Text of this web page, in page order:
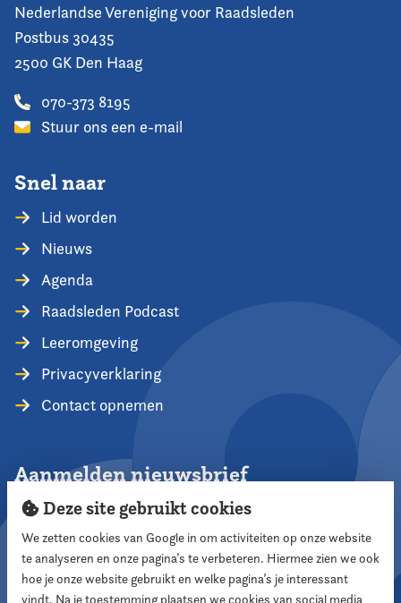
Nederlandse Vereniging voor Raadsleden
Postbus 30435
2500 GK Den Haag
070-373 8195
Stuur ons een e-mail
Snel naar
Lid worden
Nieuws
Agenda
Raadsleden Podcast
Leeromgeving
Privacyverklaring
Contact opnemen
Aanmelden nieuwsbrief
Aanmelden
Deze site gebruikt cookies
We zetten cookies van Google in om activiteiten op onze website
te analyseren en onze pagina’s te verbeteren. Hiermee zien we ook
hoe je onze website gebruikt en welke pagina’s je interessant
vindt. Na je toestemming plaatsen we cookies van social media